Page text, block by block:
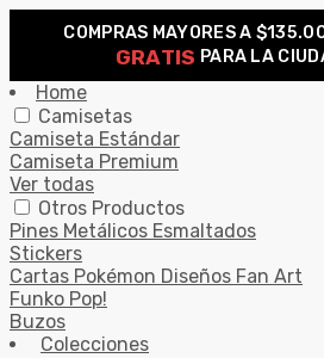
COMPRAS MAYORES A
GRATIS PARA LA
Home
Camisetas
Camiseta Estándar
Camiseta Premium
Ver todas
Otros Productos
Pines Metálicos Esmaltados
Stickers
Cartas Pokémon Diseños Fan Art
Funko Pop!
Buzos
Colecciones